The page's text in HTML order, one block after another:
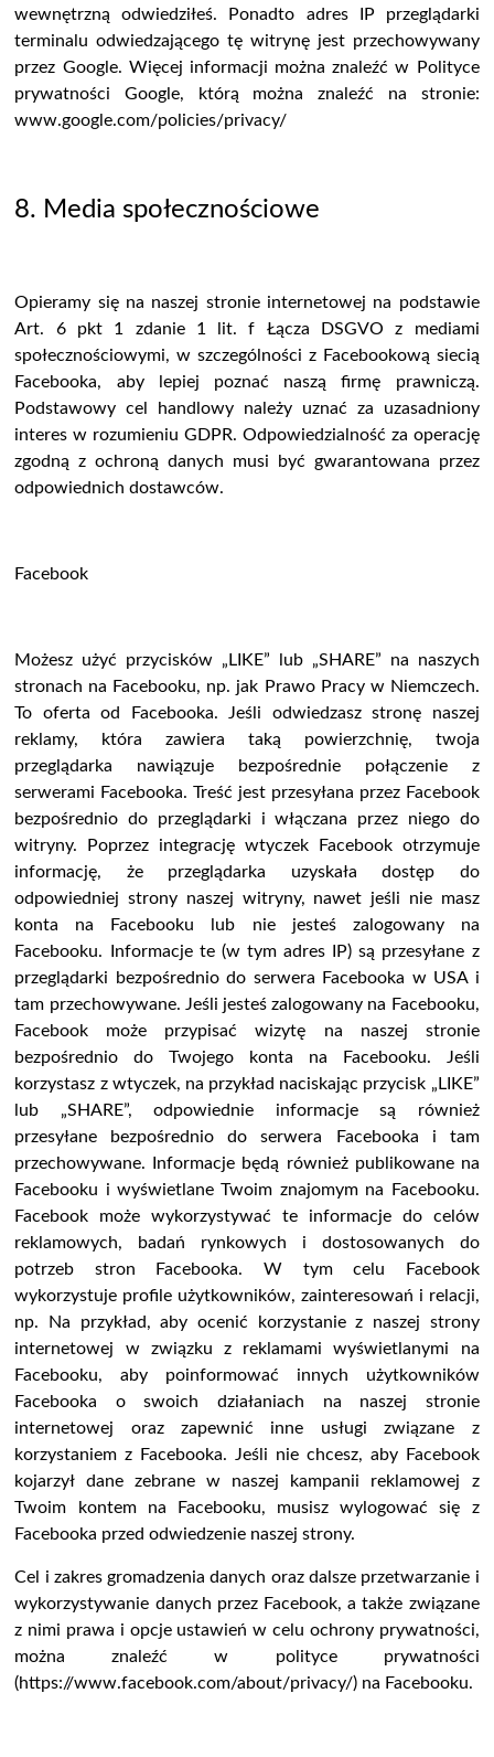
wewnętrzną odwiedziłeś. Ponadto adres IP przeglądarki
terminalu odwiedzającego tę witrynę jest przechowywany
przez Google. Więcej informacji można znaleźć w Polityce
prywatności Google, którą można znaleźć na stronie:
www.google.com/policies/privacy/
8. Media społecznościowe
Opieramy się na naszej stronie internetowej na podstawie
Art. 6 pkt 1 zdanie 1 lit. f Łącza DSGVO z mediami
społecznościowymi, w szczególności z Facebookową siecią
Facebooka, aby lepiej poznać naszą firmę prawniczą.
Podstawowy cel handlowy należy uznać za uzasadniony
interes w rozumieniu GDPR. Odpowiedzialność za operację
zgodną z ochroną danych musi być gwarantowana przez
odpowiednich dostawców.
Facebook
Możesz użyć przycisków „LIKE” lub „SHARE” na naszych
stronach na Facebooku, np. jak Prawo Pracy w Niemczech.
To oferta od Facebooka. Jeśli odwiedzasz stronę naszej
reklamy, która zawiera taką powierzchnię, twoja
przeglądarka nawiązuje bezpośrednie połączenie z
serwerami Facebooka. Treść jest przesyłana przez Facebook
bezpośrednio do przeglądarki i włączana przez niego do
witryny. Poprzez integrację wtyczek Facebook otrzymuje
informację, że przeglądarka uzyskała dostęp do
odpowiedniej strony naszej witryny, nawet jeśli nie masz
konta na Facebooku lub nie jesteś zalogowany na
Facebooku. Informacje te (w tym adres IP) są przesyłane z
przeglądarki bezpośrednio do serwera Facebooka w USA i
tam przechowywane. Jeśli jesteś zalogowany na Facebooku,
Facebook może przypisać wizytę na naszej stronie
bezpośrednio do Twojego konta na Facebooku. Jeśli
korzystasz z wtyczek, na przykład naciskając przycisk „LIKE”
lub „SHARE”, odpowiednie informacje są również
przesyłane bezpośrednio do serwera Facebooka i tam
przechowywane. Informacje będą również publikowane na
Facebooku i wyświetlane Twoim znajomym na Facebooku.
Facebook może wykorzystywać te informacje do celów
reklamowych, badań rynkowych i dostosowanych do
potrzeb stron Facebooka. W tym celu Facebook
wykorzystuje profile użytkowników, zainteresowań i relacji,
np. Na przykład, aby ocenić korzystanie z naszej strony
internetowej w związku z reklamami wyświetlanymi na
Facebooku, aby poinformować innych użytkowników
Facebooka o swoich działaniach na naszej stronie
internetowej oraz zapewnić inne usługi związane z
korzystaniem z Facebooka. Jeśli nie chcesz, aby Facebook
kojarzył dane zebrane w naszej kampanii reklamowej z
Twoim kontem na Facebooku, musisz wylogować się z
Facebooka przed odwiedzenie naszej strony.
Cel i zakres gromadzenia danych oraz dalsze przetwarzanie i
wykorzystywanie danych przez Facebook, a także związane
z nimi prawa i opcje ustawień w celu ochrony prywatności,
można znaleźć w polityce prywatności
(https://www.facebook.com/about/privacy/) na Facebooku.